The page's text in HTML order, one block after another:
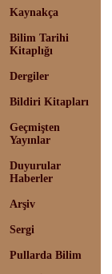
Kaynakça
Bilim Tarihi
Kitaplığı
Dergiler
Bildiri Kitapları
Geçmişten
Yayınlar
Duyurular
Haberler
Arşiv
Sergi
Pullarda Bilim